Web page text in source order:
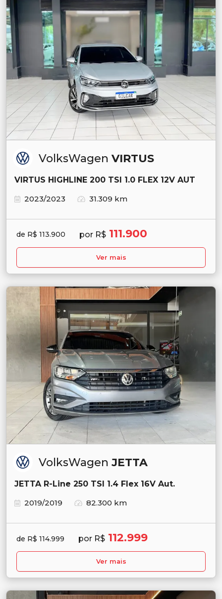
VolksWagen VIRTUS
VIRTUS HIGHLINE 200 TSI 1.0 FLEX 12V AUT
2023/2023
31.309 km
de R$ 113.900 por R$ 111.900
Ver mais
VolksWagen JETTA
JETTA R-Line 250 TSI 1.4 Flex 16V Aut.
2019/2019
82.300 km
de R$ 114.999 por R$ 112.999
Ver mais